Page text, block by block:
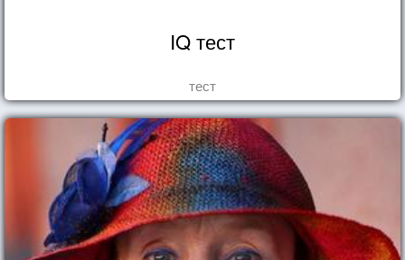
IQ тест
тест